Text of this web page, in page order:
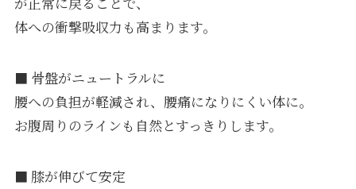
体への衝撃吸収力も高まります。
■ 骨盤がニュートラルに
腰への負担が軽減され、腰痛になりにくい体に。
お腹周りのラインも自然とすっきりします。
■ 膝が伸びて安定